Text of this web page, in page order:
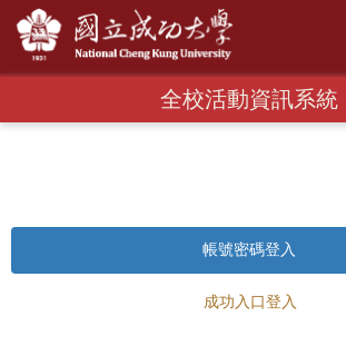
全校活動資訊系統
帳號密碼登入
成功入口登入